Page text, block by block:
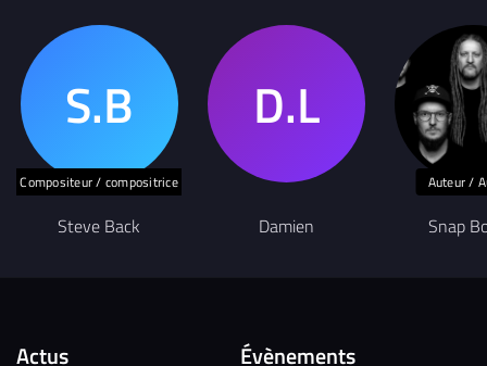
Compositeur / compositrice
Steve Back Damien
Auteur /
Snap
Actus Évènements